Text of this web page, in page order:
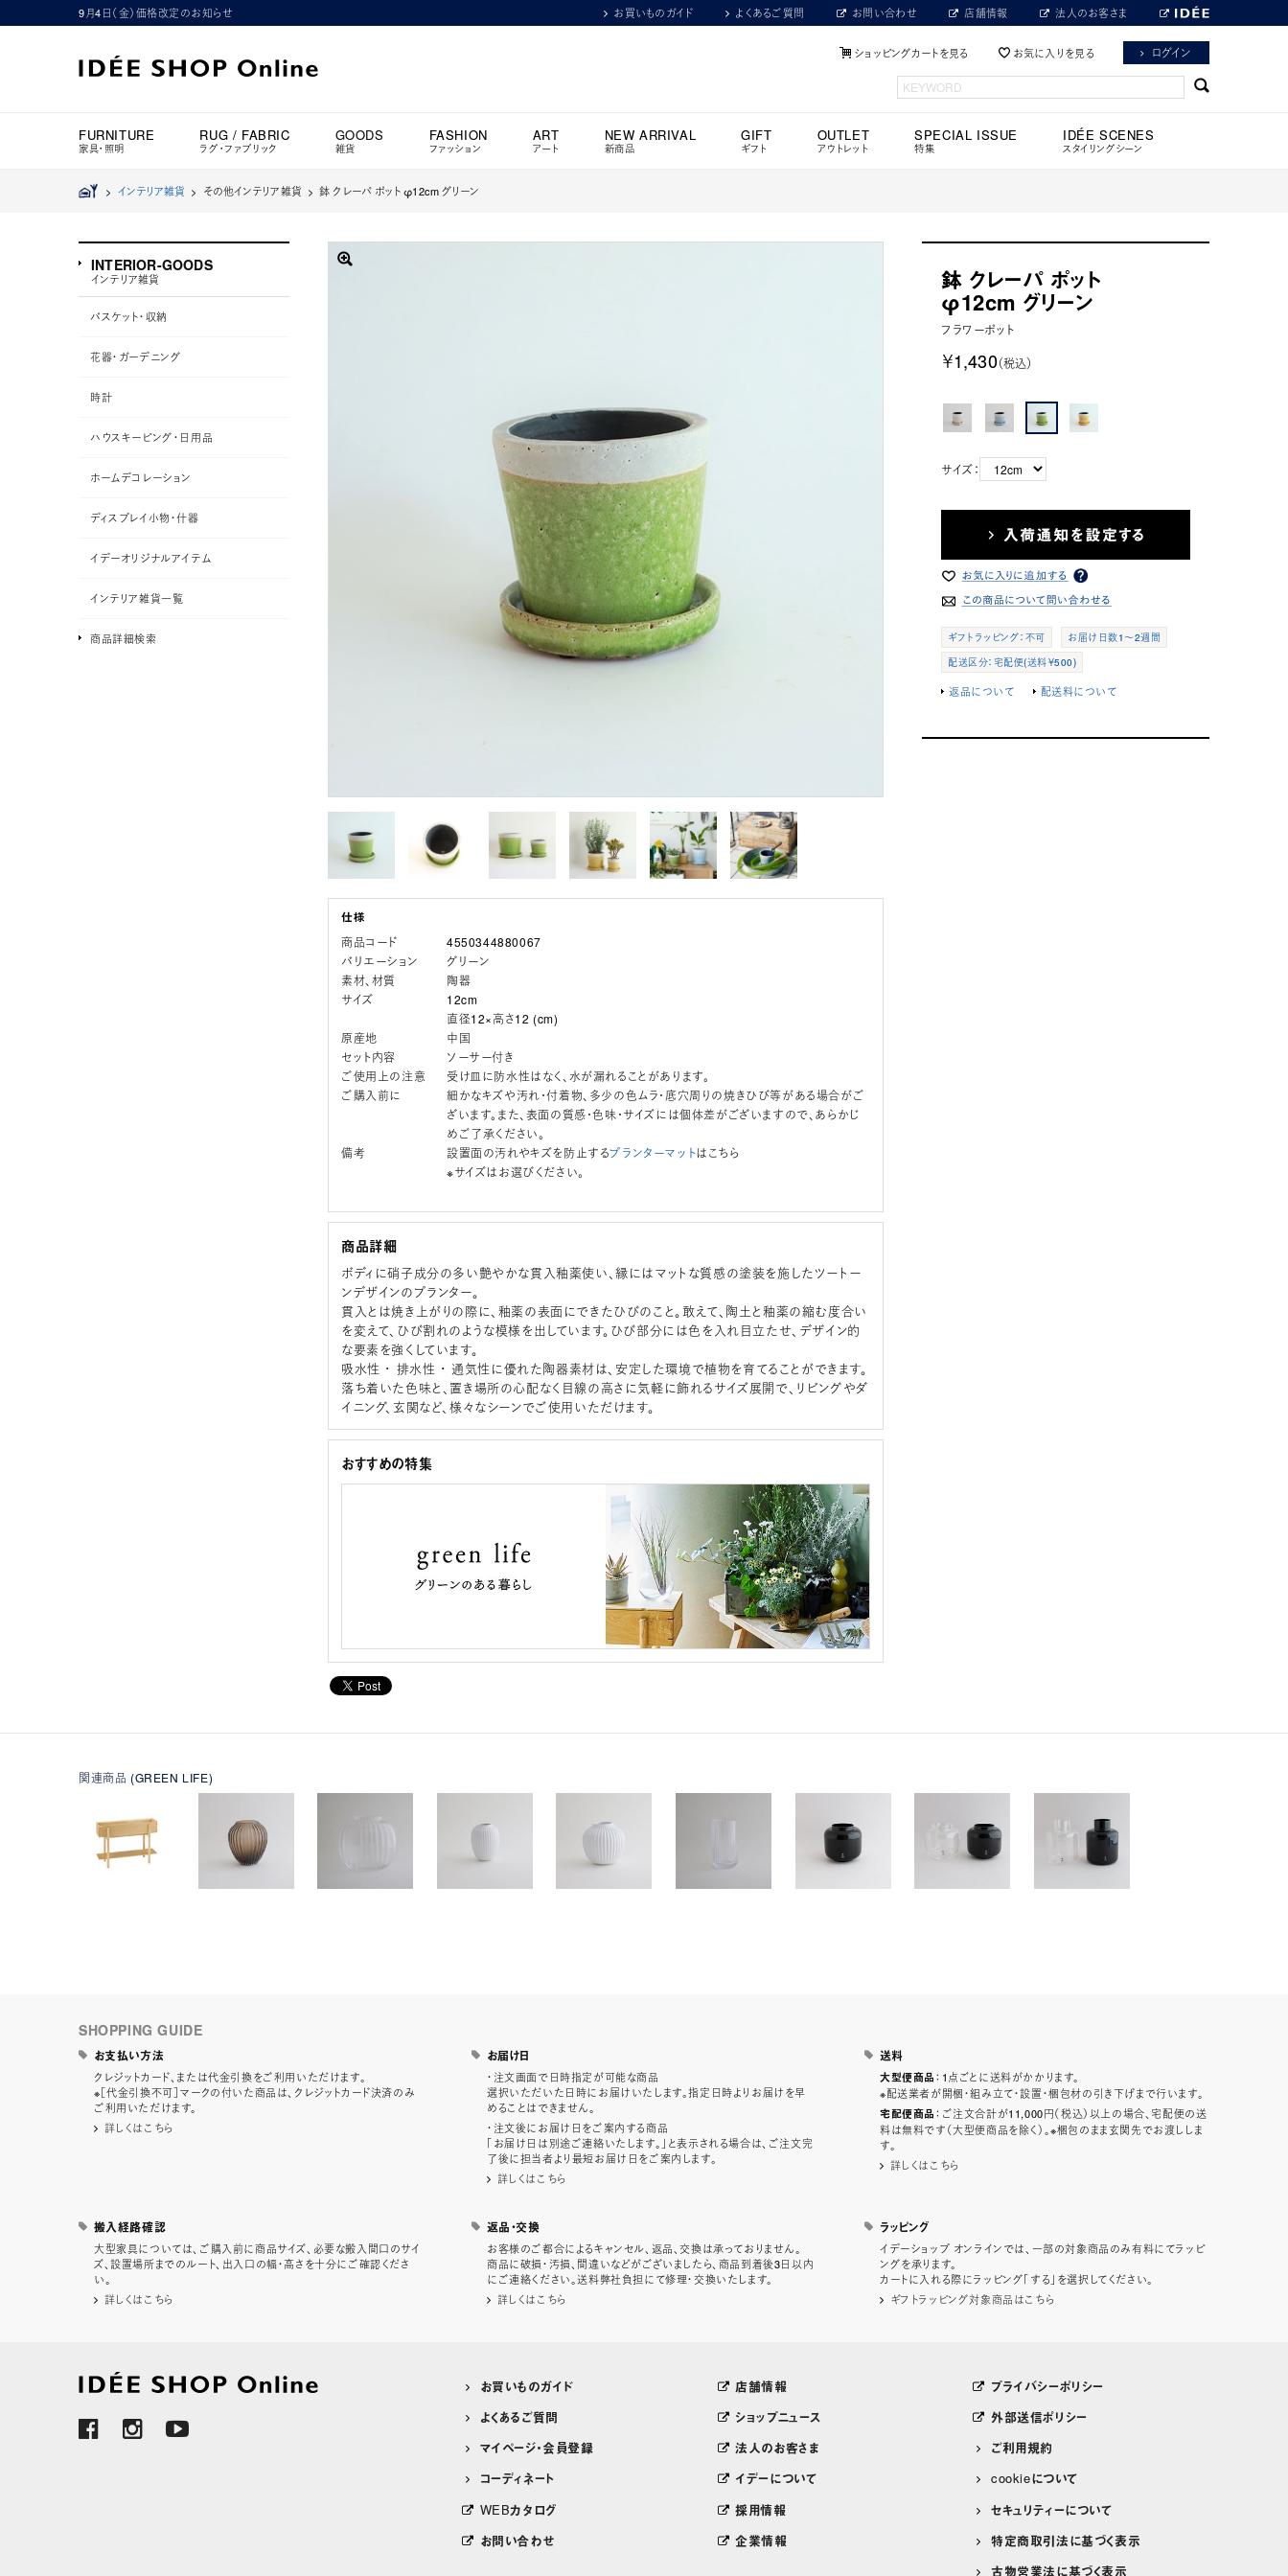
9月4日（金）価格改定のお知らせ お買いものガイド よくあるご質問 お問い合わせ 店舗情報 法人のお客さま
ショッピングカートを見る お気に入りを見る ログイン
FURNITURE
家具・照明
RUG / FABRIC
ラグ・ファブリック
GOODS
雑貨
FASHION
ファッション
ART
アート
NEW ARRIVAL
新商品
GIFT
ギフト
OUTLET
アウトレット
SPECIAL ISSUE
特集
IDÉE SCENES
スタイリングシーン
> インテリア雑貨 > その他インテリア雑貨 >鉢 クレーパ ポット φ12cm グリーン
鉢 クレーパ ポット
φ12cm グリーン
フラワーポット
￥1,430（税込）
サイズ：
ギフトラッピング：不可
お届け日数1～2週間
配送区分：宅配便(送料￥500)
返品について 配送料について
商品コード
4550344880067
バリエーション
グリーン
素材、材質
陶器
サイズ
12cm
直径12×高さ12 (cm)
原産地
中国
セット内容
ソーサー付き
ご使用上の注意
受け皿に防水性はなく、水が漏れることがあります。
ご購入前に
細かなキズや汚れ・付着物、多少の色ムラ・底穴周りの焼きひび等がある場合がご
ざいます。また、表面の質感・色味・サイズには個体差がございますので、あらかじ
めご了承ください。
備考
設置面の汚れやキズを防止するプランターマットはこちら
※サイズはお選びください。
商品詳細
ボディに硝子成分の多い艶やかな貫入釉薬使い、縁にはマットな質感の塗装を施したツートー
ンデザインのプランター。
貫入とは焼き上がりの際に、釉薬の表面にできたひびのこと。敢えて、陶土と釉薬の縮む度合い
を変えて、ひび割れのような模様を出しています。ひび部分には色を入れ目立たせ、デザイン的
な要素を強くしています。
吸水性 ･ 排水性 ･ 通気性に優れた陶器素材は、安定した環境で植物を育てることができます。
落ち着いた色味と、置き場所の心配なく目線の高さに気軽に飾れるサイズ展開で、リビングやダ
イニング、玄関など、様々なシーンでご使用いただけます。
おすすめの特集
INTERIOR-GOODS
インテリア雑貨
バスケット・収納
花器・ガーデニング
時計
ハウスキーピング・日用品
ホームデコレーション
ディスプレイ小物・什器
イデーオリジナルアイテム
インテリア雑貨一覧
商品詳細検索
関連商品 (GREEN LIFE)
SHOPPING GUIDE
お支払い方法
クレジットカード、または代金引換をご利用いただけます。
※［代金引換不可］マークの付いた商品は、クレジットカード決済のみ
ご利用いただけます。
詳しくはこちら
お届け日
・注文画面で日時指定が可能な商品
選択いただいた日時にお届けいたします。指定日時よりお届けを早
めることはできません。
・注文後にお届け日をご案内する商品
「お届け日は別途ご連絡いたします。」と表示される場合は、ご注文完
了後に担当者より最短お届け日をご案内します。
詳しくはこちら
送料
大型便商品 ：1点ごとに送料がかかります。
※配送業者が開梱・組み立て・設置・梱包材の引き下げまで行います。
宅配便商品 ：ご注文合計が11,000円（税込）以上の場合、宅配便の送
料は無料です（大型便商品を除く）。※梱包のまま玄関先でお渡ししま
す。
詳しくはこちら
搬入経路確認
大型家具については、ご購入前に商品サイズ、必要な搬入間口のサイ
ズ、設置場所までのルート、出入口の幅・高さを十分にご確認くださ
い。
詳しくはこちら
返品・交換
お客様のご都合によるキャンセル、返品、交換は承っておりません。
商品に破損・汚損、間違いなどがございましたら、商品到着後3日以内
にご連絡ください。送料弊社負担にて修理・交換いたします。
詳しくはこちら
ラッピング
イデーショップ オンラインでは、一部の対象商品のみ有料にてラッピ
ングを承ります。
カートに入れる際にラッピング「する」を選択してください。
ギフトラッピング対象商品はこちら
お買いものガイド
よくあるご質問
マイページ・会員登録
コーディネート
WEBカタログ
お問い合わせ
店舗情報
ショップニュース
法人のお客さま
イデーについて
採用情報
企業情報
プライバシーポリシー
外部送信ポリシー
ご利用規約
cookieについて
セキュリティーについて
特定商取引法に基づく表示
古物営業法に基づく表示